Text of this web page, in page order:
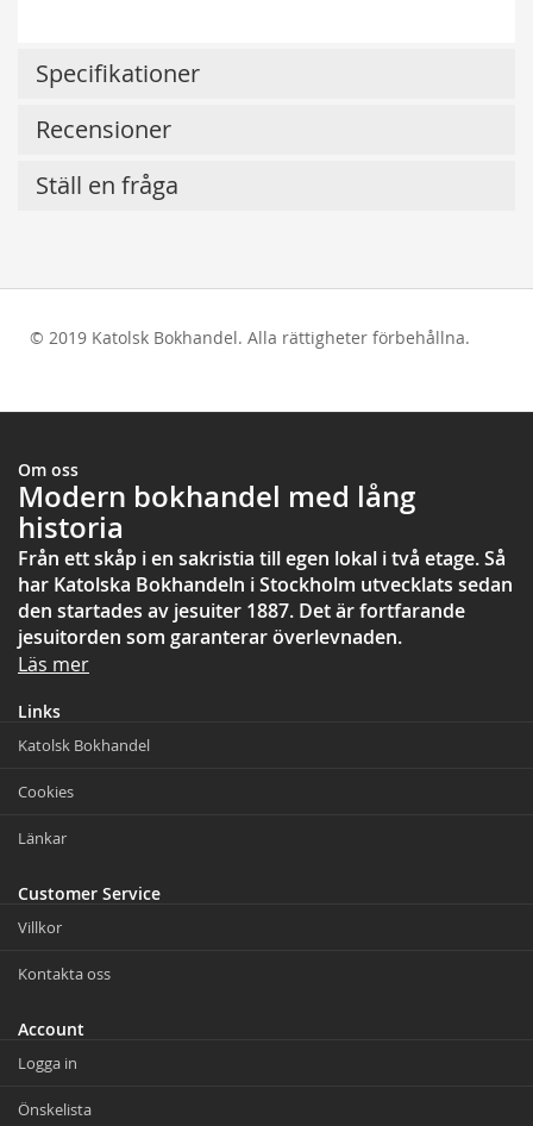
Specifikationer
Recensioner
Ställ en fråga
© 2019 Katolsk Bokhandel. Alla rättigheter förbehållna.
Om oss
Modern bokhandel med lång
historia
Från ett skåp i en sakristia till egen lokal i två etage. Så
har Katolska Bokhandeln i Stockholm utvecklats sedan
den startades av jesuiter 1887. Det är fortfarande
jesuitorden som garanterar överlevnaden.
Läs mer
Links
Katolsk Bokhandel
Cookies
Länkar
Customer Service
Villkor
Kontakta oss
Account
Logga in
Önskelista